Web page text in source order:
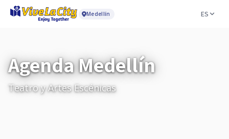
Medellín ES
Agenda Medellín
Teatro y Artes Escénicas